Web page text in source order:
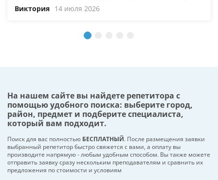
Виктория 14 июля 2026
На нашем сайте вы найдете репетитора с
помощью удобного поиска: выберите город,
район, предмет и подберите специалиста,
который вам подходит.
Поиск для вас полностью БЕСПЛАТНЫЙ. После размещения заявки
выбранный репетитор быстро свяжется с вами, а оплату вы
производите напрямую - любым удобным способом. Вы также можете
отправить заявку сразу нескольким преподавателям и сравнить их
предложения по стоимости и условиям